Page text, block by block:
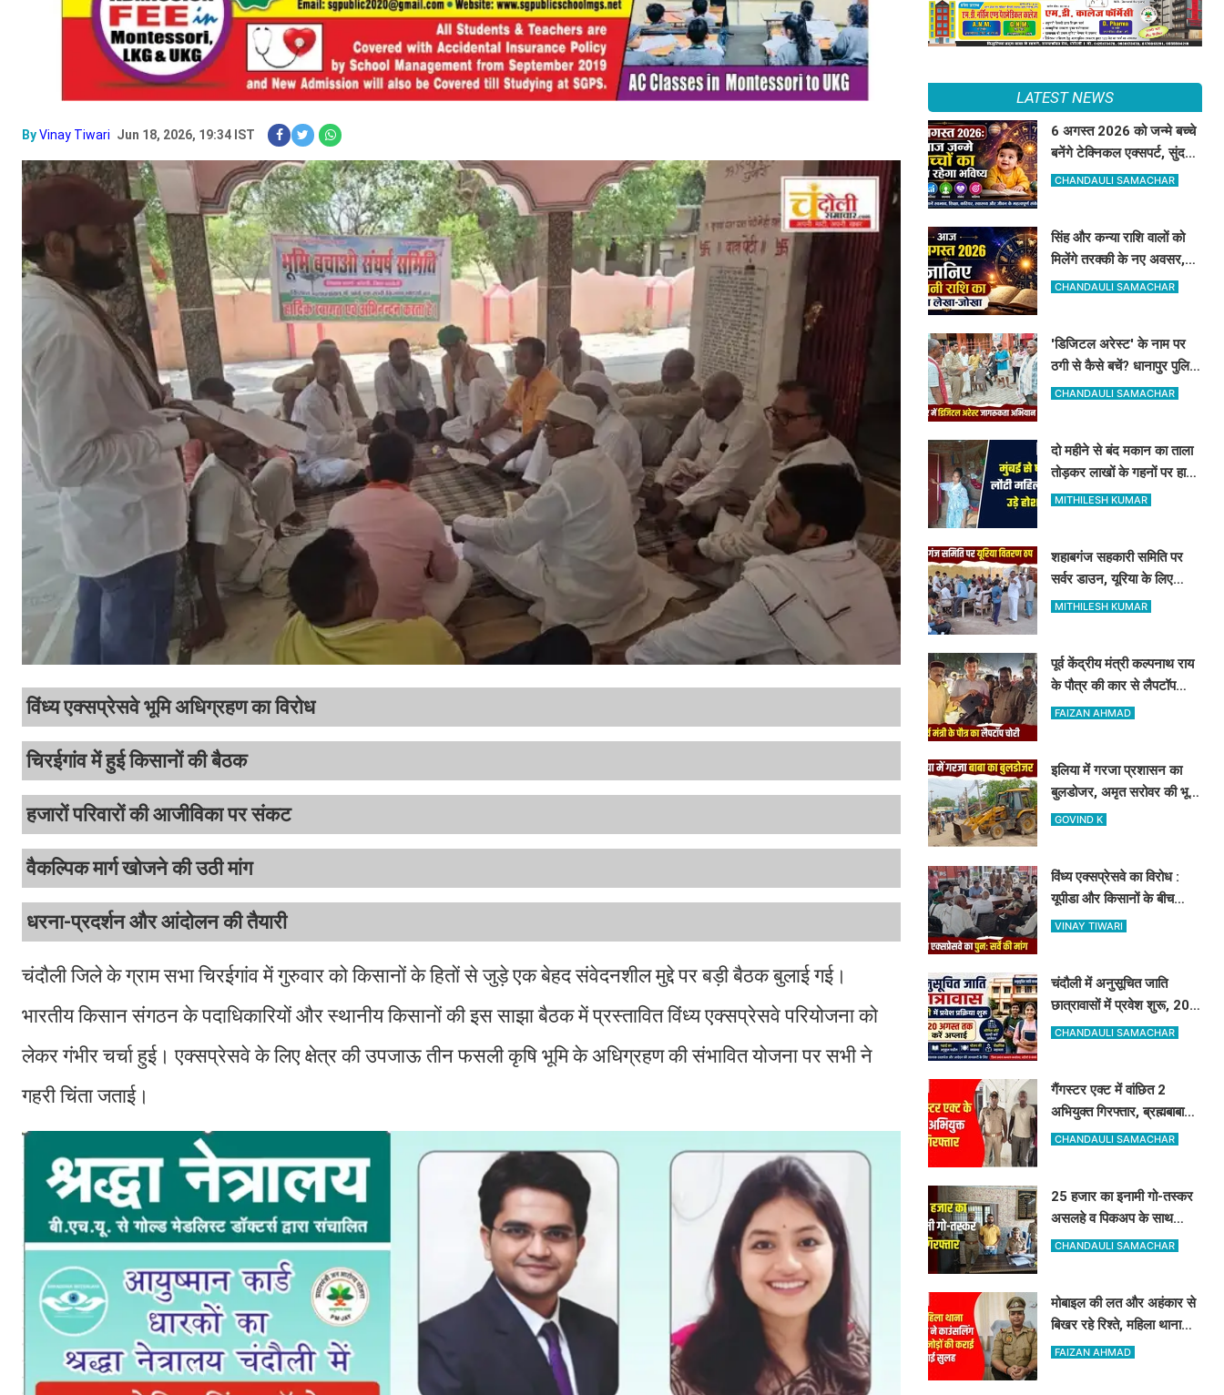
ByVinay Tiwari Jun 18, 2026, 19:34 IST
विंध्य एक्सप्रेसवे भूमि अधिग्रहण का विरोध
चिरईगांव में हुई किसानों की बैठक
हजारों परिवारों की आजीविका पर संकट
वैकल्पिक मार्ग खोजने की उठी मांग
धरना-प्रदर्शन और आंदोलन की तैयारी
चंदौली जिले के ग्राम सभा चिरईगांव में गुरुवार को किसानों के हितों से जुड़े एक बेहद संवेदनशील मुद्दे पर बड़ी बैठक बुलाई गई।
भारतीय किसान संगठन के पदाधिकारियों और स्थानीय किसानों की इस साझा बैठक में प्रस्तावित विंध्य एक्सप्रेसवे परियोजना को
लेकर गंभीर चर्चा हुई। एक्सप्रेसवे के लिए क्षेत्र की उपजाऊ तीन फसली कृषि भूमि के अधिग्रहण की संभावित योजना पर सभी ने
गहरी चिंता जताई।
LATEST NEWS
6 अगस्त 2026 को जन्मे बच्चे
बनेंगे टेक्निकल एक्सपर्ट, सुंदर
रूप-रंग और करियर में मिलेगी
CHANDAULI SAMACHAR
सिंह और कन्या राशि वालों को
मिलेंगे तरक्की के नए अवसर,
जानिए अपनी राशि का पूरा
CHANDAULI SAMACHAR
'डिजिटल अरेस्ट' के नाम पर
ठगी से कैसे बचें? धानापुर पुलिस
ने दिए सुरक्षा टिप्स
CHANDAULI SAMACHAR
दो महीने से बंद मकान का ताला
तोड़कर लाखों के गहनों पर हाथ
साफ, मुंबई से लौटी महिला सन्न
MITHILESH KUMAR
शहाबगंज सहकारी समिति पर
सर्वर डाउन, यूरिया के लिए
दिनभर लाइन में लगकर खाली
MITHILESH KUMAR
पूर्व केंद्रीय मंत्री कल्पनाथ राय
के पौत्र की कार से लैपटॉप
चोरी, मोबाइल ट्रैकिंग से
FAIZAN AHMAD
इलिया में गरजा प्रशासन का
बुलडोजर, अमृत सरोवर की भूमि
से ढहाया गया 23 साल पुराना
GOVIND K
विंध्य एक्सप्रेसवे का विरोध :
यूपीडा और किसानों के बीच
कलेक्ट्रेट में हुई वार्ता, दोबारा
VINAY TIWARI
चंदौली में अनुसूचित जाति
छात्रावासों में प्रवेश शुरू, 20
अगस्त तक ऑनलाइन आवेदन
CHANDAULI SAMACHAR
गैंगस्टर एक्ट में वांछित 2
अभियुक्त गिरफ्तार, ब्रह्मबाबा
मंदिर के पास से पकड़ाए
CHANDAULI SAMACHAR
25 हजार का इनामी गो-तस्कर
असलहे व पिकअप के साथ
गिरफ्तार, 187 करोड़ के
CHANDAULI SAMACHAR
मोबाइल की लत और अहंकार से
बिखर रहे रिश्ते, महिला थाना
प्रभारी ने काउंसलिंग से 97
FAIZAN AHMAD